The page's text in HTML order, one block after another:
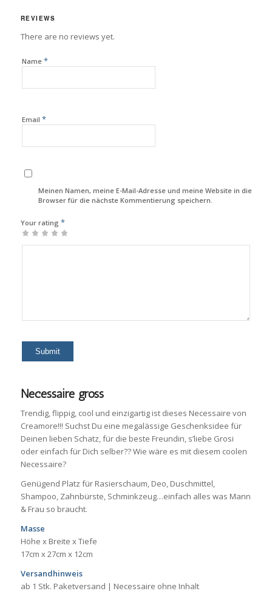
REVIEWS
There are no reviews yet.
Name *
Email *
Meinen Namen, meine E-Mail-Adresse und meine Website in diesem
Browser für die nächste Kommentierung speichern.
Your rating *
1
2
3
4
5
Necessaire gross
Trendig, flippig, cool und einzigartig ist dieses Necessaire von
Creamore!!! Suchst Du eine megalässige Geschenksidee für
Deinen lieben Schatz, für die beste Freundin, s’liebe Grosi
oder einfach für Dich selber?? Wie wäre es mit diesem coolen
Necessaire?
Genügend Platz für Rasierschaum, Deo, Duschmittel,
Shampoo, Zahnbürste, Schminkzeug…einfach alles was Mann
& Frau so braucht.
Masse
Höhe x Breite x Tiefe
17cm x 27cm x 12cm
Versandhinweis
ab 1 Stk. Paketversand | Necessaire ohne Inhalt